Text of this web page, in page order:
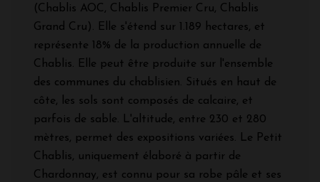
(Chablis AOC, Chablis Premier Cru, Chablis
Grand Cru). Elle s'étend sur 1.189 hectares, et
représente 18% de la production annuelle de
Chablis. Elle peut être produite sur l'ensemble
des communes du chablisien. Situés en haut de
côte, les sols sont composés de calcaire, et
parfois de sable. L'altitude, entre 230 et 280
mètres, permet des expositions variées. Le Petit
Chablis, uniquement élaboré à partir de
Chardonnay, est connu pour sa robe pâle et ses